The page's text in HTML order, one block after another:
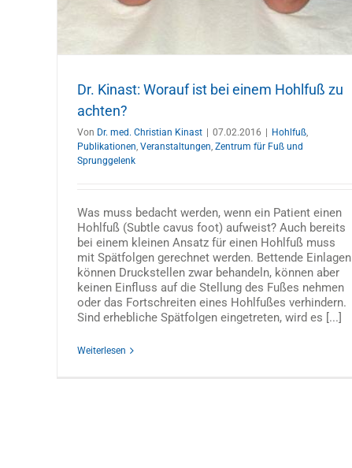
Dr. Kinast: Worauf ist bei einem Hohlfuß zu
achten?
Von Dr. med. Christian Kinast 07.02.2016 Hohlfuß,
Publikationen, Veranstaltungen, Zentrum für Fuß und
Sprunggelenk
Was muss bedacht werden, wenn ein Patient einen
Hohlfuß (Subtle cavus foot) aufweist? Auch bereits
bei einem kleinen Ansatz für einen Hohlfuß muss
mit Spätfolgen gerechnet werden. Bettende Einlagen
können Druckstellen zwar behandeln, können aber
keinen Einfluss auf die Stellung des Fußes nehmen
oder das Fortschreiten eines Hohlfußes verhindern.
Sind erhebliche Spätfolgen eingetreten, wird es [...]
Weiterlesen